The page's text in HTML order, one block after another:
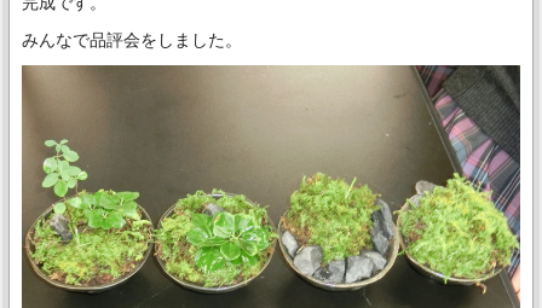
みんなで品評会をしました。